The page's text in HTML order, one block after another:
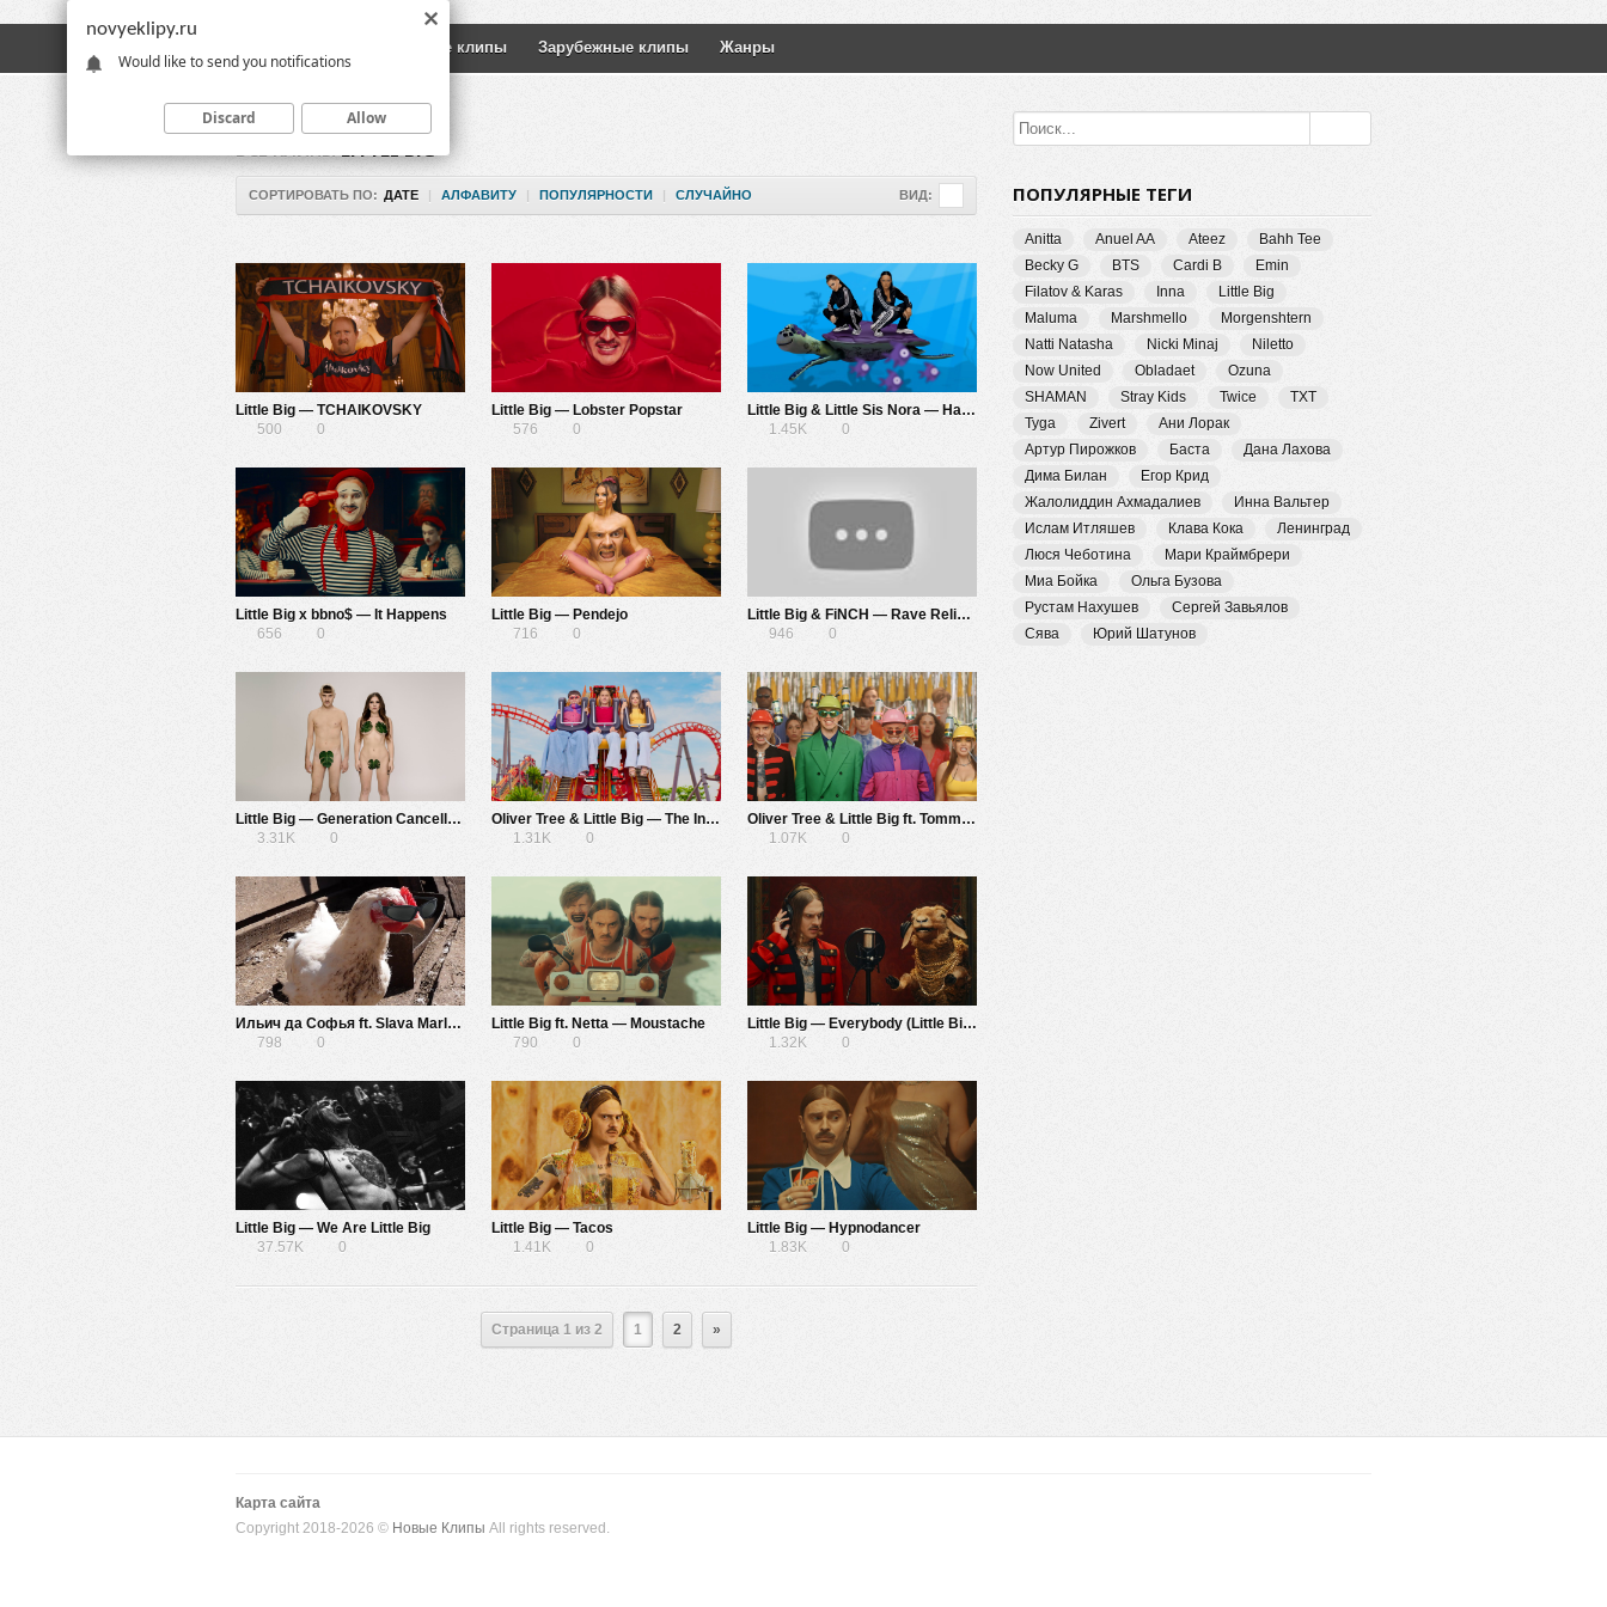
Русские клипы Зарубежные клипы Жанры
ВСЕ КЛИПЫ LITTLE BIG
СОРТИРОВАТЬ ПО: ДАТЕ | АЛФАВИТУ | ПОПУЛЯРНОСТИ | СЛУЧАЙНО ВИД:
Little Big — TCHAIKOVSKY
500
0
Little Big — Lobster Popstar
576
0
Little Big & Little Sis Nora — Hardstyle Fish
1.45K
0
Little Big x bbno$ — It Happens
656
0
Little Big — Pendejo
716
0
Little Big & FiNCH — Rave Religion (short version)
946
0
Little Big — Generation Cancellation
3.31K
0
Oliver Tree & Little Big — The Internet
1.31K
0
Oliver Tree & Little Big ft. Tommy Cash — Turn It Up
1.07K
0
Ильич да Софья ft. Slava Marlow — Ой да на рейве
798
0
Little Big ft. Netta — Moustache
790
0
Little Big — Everybody (Little Big Are Back)
1.32K
0
Little Big — We Are Little Big
37.57K
0
Little Big — Tacos
1.41K
0
Little Big — Hypnodancer
1.83K
0
Страница 1 из 2 1 2 »
ПОПУЛЯРНЫЕ ТЕГИ
Anitta Anuel AA Ateez
Bahh Tee
Becky G
BTS Cardi B
Emin
Filatov & Karas
Inna
Little Big
Maluma
Marshmello
Morgenshtern
Natti Natasha
Nicki Minaj
Niletto
Now United
Obladaet
Ozuna
SHAMAN
Stray Kids Twice
TXT
Tyga
Zivert
Ани Лорак
Артур Пирожков
Баста
Дана Лахова
Дима Билан
Егор Крид
Жалолиддин Ахмадалиев
Инна Вальтер
Ислам Итляшев
Клава Кока
Ленинград
Люся Чеботина
Мари Краймбрери
Миа Бойка
Ольга Бузова
Рустам Нахушев
Сергей Завьялов
Сява
Юрий Шатунов
Карта сайта
Copyright 2018-2026 © Новые Клипы All rights reserved.
novyeklipy.ru
Would like to send you notifications
Discard Allow